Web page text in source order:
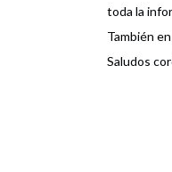
toda la
También
Saludos